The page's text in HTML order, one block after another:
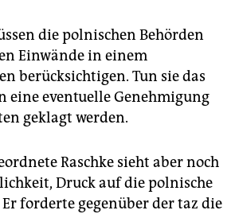
die polnischen Behörden
Einwände in einem
berücksichtigen. Tun sie das
eine eventuelle Genehmigung
geklagt werden.
Raschke sieht aber noch
Druck auf die polnische
Er forderte gegenüber der taz die